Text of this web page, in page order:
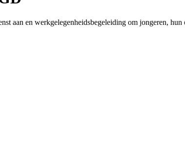
aan en werkgelegenheidsbegeleiding om jongeren,